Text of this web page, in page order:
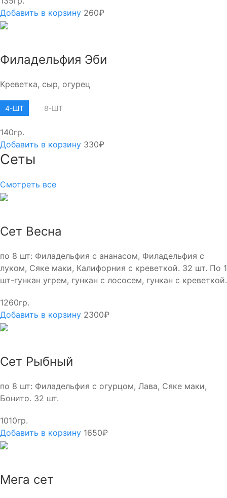
Добавить в корзину 260₽
Филадельфия Эби
Креветка, сыр, огурец
4-ШТ 8-ШТ
140гр.
Добавить в корзину 330₽
Сеты
Смотреть все
Сет Весна
по 8 шт: Филадельфия с ананасом, Филадельфия с
луком, Сяке маки, Калифорния с креветкой. 32 шт. По 1
шт-гункан угрем, гункан с лососем, гункан с креветкой.
1260гр.
Добавить в корзину 2300₽
Сет Рыбный
по 8 шт: Филадельфия с огурцом, Лава, Сяке маки,
Бонито. 32 шт.
1010гр.
Добавить в корзину 1650₽
Мега сет